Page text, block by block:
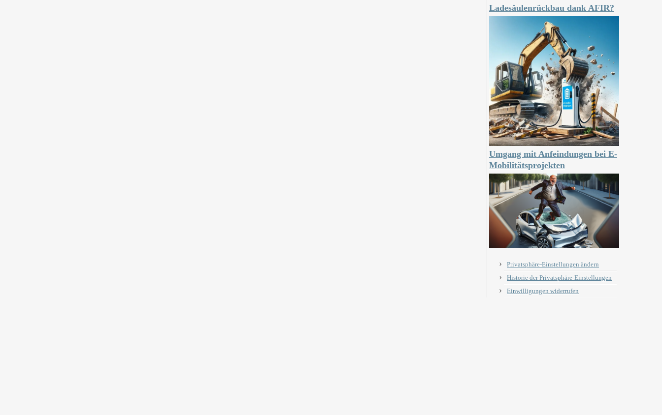
Ladesäulenrückbau dank AFIR?
Umgang mit Anfeindungen bei E-
Mobilitätsprojekten
Privatsphäre-Einstellungen ändern
Historie der Privatsphäre-Einstellungen
Einwilligungen widerrufen